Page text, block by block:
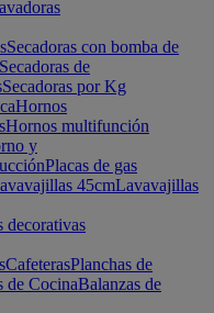
Secadoras con bomba de
Secadoras de
Secadoras por Kg
Hornos
Hornos multifunción
y
Placas de gas
45cmLavavajillas
decorativas
CafeterasPlanchas de
de CocinaBalanzas de